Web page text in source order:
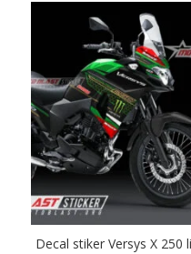
Decal stiker Versys X 250